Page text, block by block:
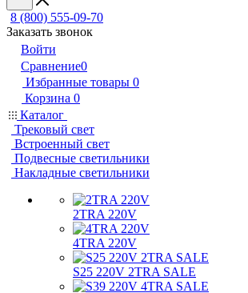
8 (800) 555-09-70
Заказать звонок
Войти
Сравнение0
Избранные товары 0
Корзина 0
Каталог
Трековый свет
Встроенный свет
Подвесные светильники
Накладные светильники
2TRA 220V
4TRA 220V
S25 220V 2TRA SALE